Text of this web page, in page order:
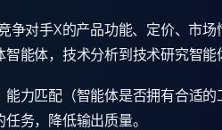
对手X的产品功能、定价、市
能体，技术分析到技术研究智能
力匹配（智能体是否拥有合适
务，降低输出质量。